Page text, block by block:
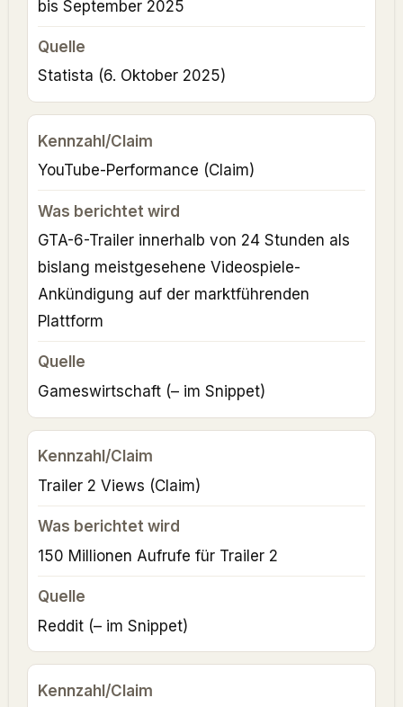
bis September 2025
Statista (6. Oktober 2025)
YouTube-Performance (Claim)
GTA-6-Trailer innerhalb von 24 Stunden als
bislang meistgesehene Videospiele-
Ankündigung auf der marktführenden
Plattform
Gameswirtschaft(– im Snippet)
Trailer 2 Views (Claim)
150 Millionen Aufrufe für Trailer 2
Reddit(– im Snippet)